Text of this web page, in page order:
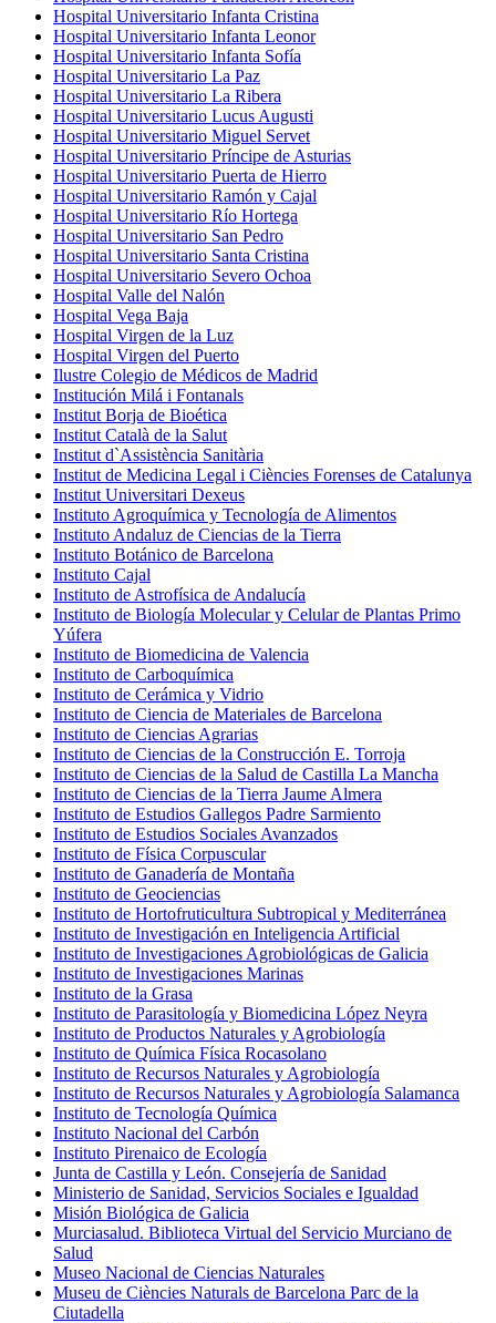
Hospital Universitario Infanta Cristina
Hospital Universitario Infanta Leonor
Hospital Universitario Infanta Sofía
Hospital Universitario La Paz
Hospital Universitario La Ribera
Hospital Universitario Lucus Augusti
Hospital Universitario Miguel Servet
Hospital Universitario Príncipe de Asturias
Hospital Universitario Puerta de Hierro
Hospital Universitario Ramón y Cajal
Hospital Universitario Río Hortega
Hospital Universitario San Pedro
Hospital Universitario Santa Cristina
Hospital Universitario Severo Ochoa
Hospital Valle del Nalón
Hospital Vega Baja
Hospital Virgen de la Luz
Hospital Virgen del Puerto
Ilustre Colegio de Médicos de Madrid
Institución Milá i Fontanals
Institut Borja de Bioética
Institut Català de la Salut
Institut d`Assistència Sanitària
Institut de Medicina Legal i Ciències Forenses de Catalunya
Institut Universitari Dexeus
Instituto Agroquímica y Tecnología de Alimentos
Instituto Andaluz de Ciencias de la Tierra
Instituto Botánico de Barcelona
Instituto Cajal
Instituto de Astrofísica de Andalucía
Instituto de Biología Molecular y Celular de Plantas Primo
Yúfera
Instituto de Biomedicina de Valencia
Instituto de Carboquímica
Instituto de Cerámica y Vidrio
Instituto de Ciencia de Materiales de Barcelona
Instituto de Ciencias Agrarias
Instituto de Ciencias de la Construcción E. Torroja
Instituto de Ciencias de la Salud de Castilla La Mancha
Instituto de Ciencias de la Tierra Jaume Almera
Instituto de Estudios Gallegos Padre Sarmiento
Instituto de Estudios Sociales Avanzados
Instituto de Física Corpuscular
Instituto de Ganadería de Montaña
Instituto de Geociencias
Instituto de Hortofruticultura Subtropical y Mediterránea
Instituto de Investigación en Inteligencia Artificial
Instituto de Investigaciones Agrobiológicas de Galicia
Instituto de Investigaciones Marinas
Instituto de la Grasa
Instituto de Parasitología y Biomedicina López Neyra
Instituto de Productos Naturales y Agrobiología
Instituto de Química Física Rocasolano
Instituto de Recursos Naturales y Agrobiología
Instituto de Recursos Naturales y Agrobiología Salamanca
Instituto de Tecnología Química
Instituto Nacional del Carbón
Instituto Pirenaico de Ecología
Junta de Castilla y León. Consejería de Sanidad
Ministerio de Sanidad, Servicios Sociales e Igualdad
Misión Biológica de Galicia
Murciasalud. Biblioteca Virtual del Servicio Murciano de
Salud
Museo Nacional de Ciencias Naturales
Museu de Ciències Naturals de Barcelona Parc de la
Ciutadella